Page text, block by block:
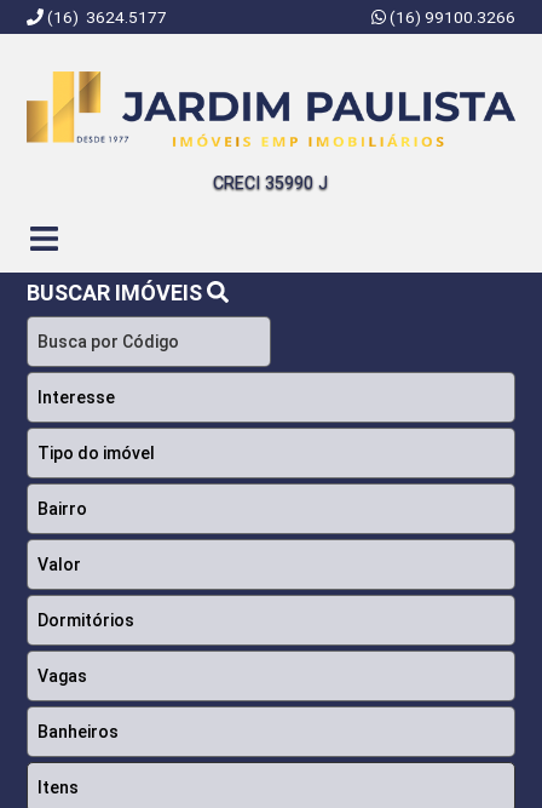
(16) 3624.5177 (16) 99100.3266
CRECI 35990 J
BUSCAR IMÓVEIS
Itens